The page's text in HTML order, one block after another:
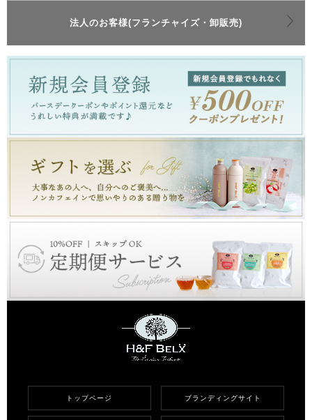
法人のお客様(フランチャイズ・卸販売)
トップページ ブランディングサイト